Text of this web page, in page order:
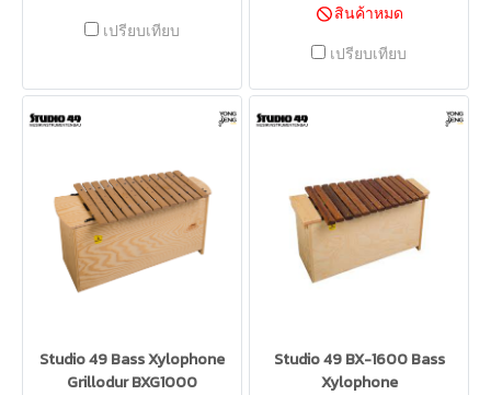
เปรียบเทียบ
สินค้าหมด
เปรียบเทียบ
Studio 49 Bass Xylophone
Grillodur BXG1000
Studio 49 BX-1600 Bass
Xylophone